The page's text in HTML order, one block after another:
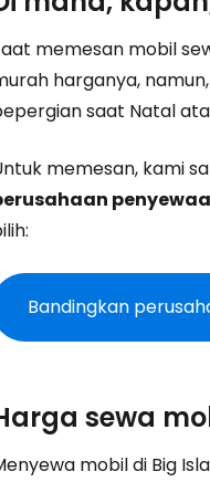
memesan mobil
harganya,
saat Natal
memesan, kami
Bandingkan
sewa
mobil di Big